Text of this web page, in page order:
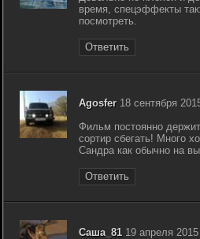
время, спецэффекты
посмотреть.
Ответить
Agosfer18 сентября
Фильм постоянно
сортир сбегать! Много
Сандра как обычно на
Ответить
Саша_81 19 апреля